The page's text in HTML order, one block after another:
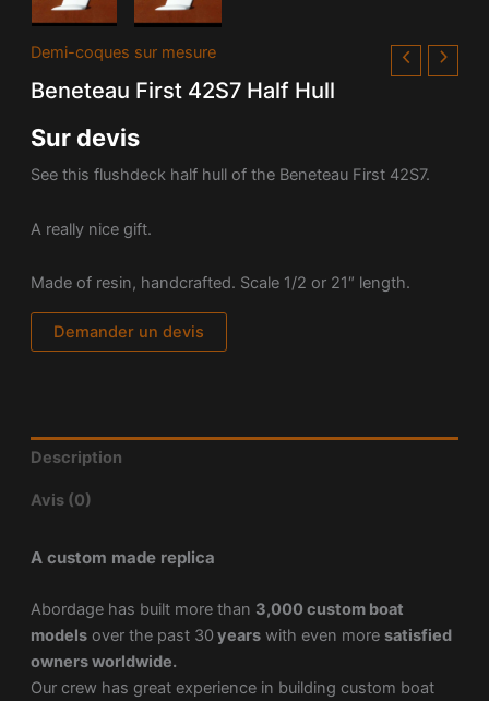
Demi-coques sur mesure
Beneteau First 42S7 Half Hull
Sur devis
See this flushdeck half hull of the Beneteau First 42S7.
A really nice gift.
Made of resin, handcrafted. Scale 1/2 or 21″ length.
Demander un devis
Description
Avis (0)
A custom made replica
Abordage has built more than 3,000 custom boat
modelsover the past 30 yearswith even more satisfied
owners worldwide.
Our crew has great experience in building custom boat